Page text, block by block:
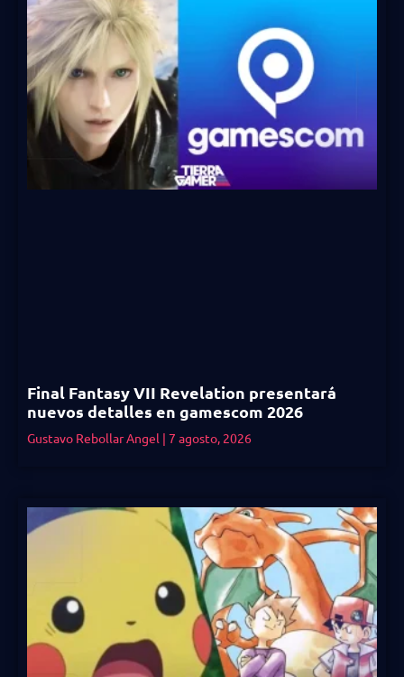
Final Fantasy VII Revelation presentará
nuevos detalles en gamescom 2026
Gustavo Rebollar Angel 7 agosto, 2026